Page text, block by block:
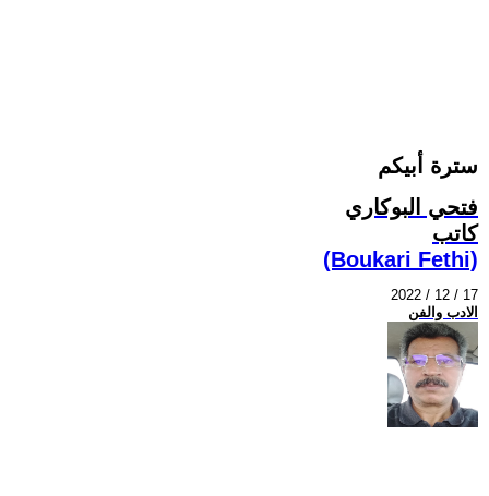
سترة أبيكم
فتحي البوكاري
كاتب
(Boukari Fethi)
2022 / 12 / 17
الادب والفن